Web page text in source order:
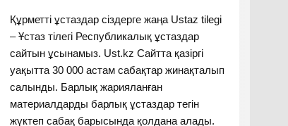
Құрметті ұстаздар сіздерге жаңа Ustaz tilegi
– Ұстаз тілегі Республикалық ұстаздар
сайтын ұсынамыз. Ust.kz Сайтта қазіргі
уақытта 30 000 астам сабақтар жинақталып
салынды. Барлық жарияланған
материалдарды барлық ұстаздар тегін
жүктеп сабақ барысында қолдана алады.